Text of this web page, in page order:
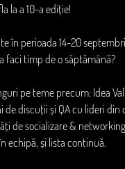
la a 10-a ediție!
în perioada 14-20
faci timp de o săptămână?
pe teme precum: Idea
de discuții și QA cu lideri din
de socializare &
echipă, și lista continuă.